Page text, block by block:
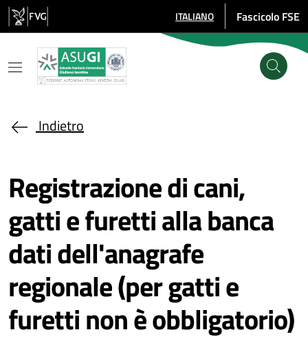
Salta al contenuto principale
SELEZIONE LINGUA: LINGUA
ITALIANO Fascicolo FSE
Indietro
Registrazione di cani,
gatti e furetti alla banca
dati dell'anagrafe
regionale (per gatti e
furetti non è obbligatorio)